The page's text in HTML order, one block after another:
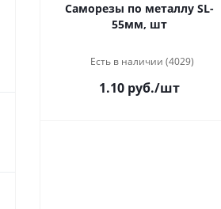
Саморезы по металлу SL-
55мм, шт
Есть в наличии (4029)
1.10 руб./шт